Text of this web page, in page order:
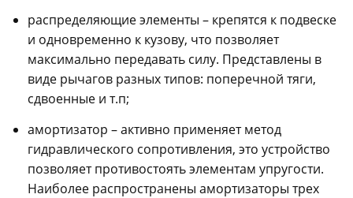
распределяющие элементы – крепятся к подвеске
и одновременно к кузову, что позволяет
максимально передавать силу. Представлены в
виде рычагов разных типов: поперечной тяги,
сдвоенные и т.п;
амортизатор – активно применяет метод
гидравлического сопротивления, это устройство
позволяет противостоять элементам упругости.
Наиболее распространены амортизаторы трех